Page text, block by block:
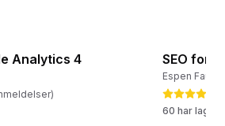
Analytics 4
)
🔥 Ofte
SEO for
Espen
60 har